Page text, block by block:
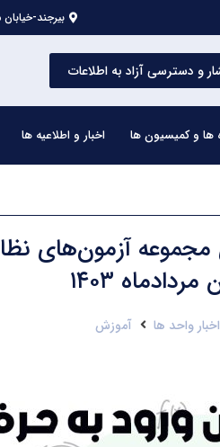
بیرجند-
و دسترسی آزاد به اطلاعات
ها و کمیسیون ها اخبار و اطلاعیه ها
مجموعه آزمون‌های
۱۴۰۳
اخبار واحد ها آموزش